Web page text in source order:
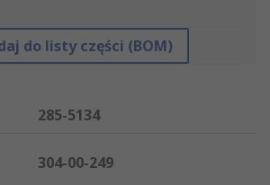
do listy części (BOM)
285-5134
304-00-249